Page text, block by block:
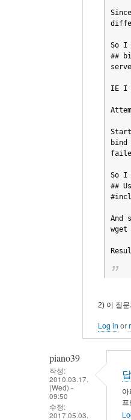
So I
##
IE I
So I
##
And
2) 이 질
Log in or
piano39
작성:
2010.03.17.
(Wed) -
09:50
수정:
2017.05.03.
아